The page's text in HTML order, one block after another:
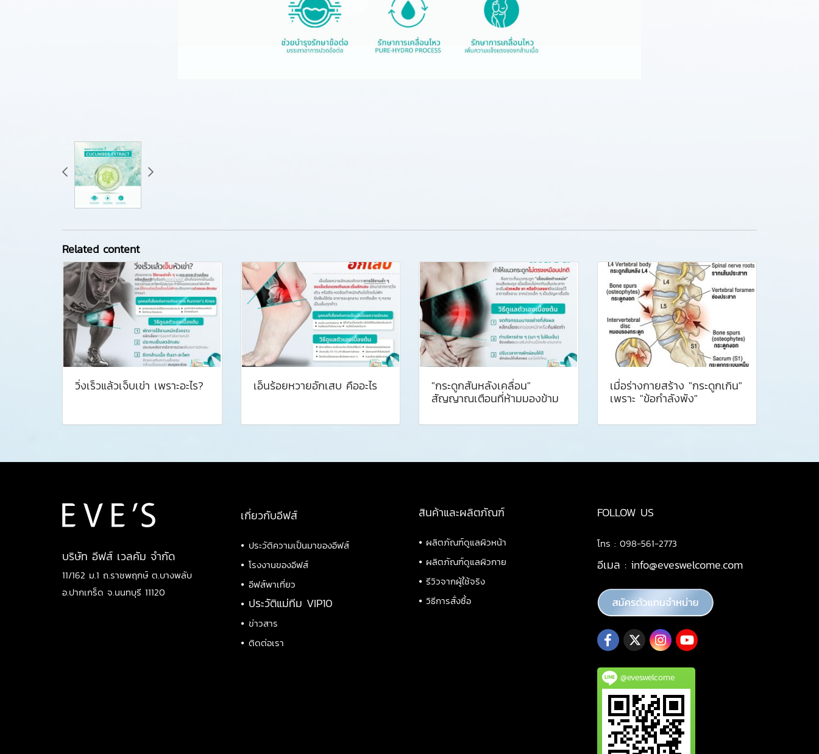
Related content
วิ่งเร็วแล้วเจ็บเข่า เพราะอะไร? เอ็นร้อยหวายอักเสบ คืออะไร ️ "กระดูกสันหลังเคลื่อน"
สัญญาณเตือนที่ห้ามมองข้าม
เมื่อร่างกายสร้าง "กระดูกเกิน"
เพราะ "ข้อกำลังพัง"
บริษัท อีฟส์ เวลคัม จำกัด
11/162 ม.1 ถ.ราชพฤกษ์ ต.บางพลับ
อ.ปากเกร็ด จ.นนทบุรี 11120
เกี่ยวกับอีฟส์
• ประวัติความเป็นมาของอีฟส์
• โรงงานของอีฟส์
• อีฟส์พาเที่ยว
• ประวัติแม่ทีม VIP10
• ข่าวสาร
• ติดต่อเรา
สินค้าและผลิตภัณฑ์
• ผลิตภัณฑ์ดูแลผิวหน้า
• ผลิตภัณฑ์ดูแลผิวกาย
• รีวิวจากผู้ใช้จริง
• วิธีการสั่งซื้อ
FOLLOW US
โทร : 098-561-2773
อีเมล : info@eveswelcome.com
@eveswelcome